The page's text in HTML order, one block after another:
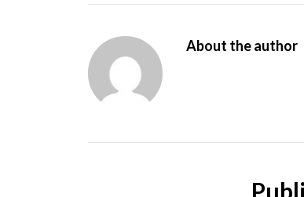
About the author